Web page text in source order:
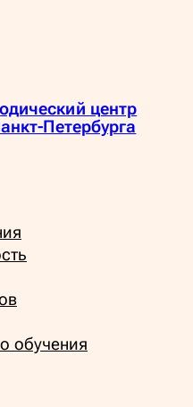
центр
Петербурга
обучения